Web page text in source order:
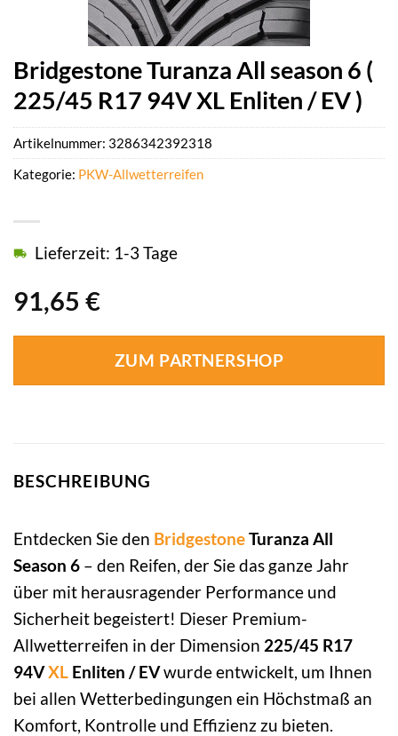
Bridgestone Turanza All season 6 (
225/45 R17 94V XL Enliten / EV )
91,65 €
Lieferzeit: 1-3 Tage
ZUM PARTNERSHOP
Artikelnummer: 3286342392318
Kategorie: PKW-Allwetterreifen
BESCHREIBUNG
Entdecken Sie den BridgestoneTuranza All
Season 6 – den Reifen, der Sie das ganze Jahr
über mit herausragender Performance und
Sicherheit begeistert! Dieser Premium-
Allwetterreifen in der Dimension 225/45 R17
94VXL Enliten / EVwurde entwickelt, um Ihnen
bei allen Wetterbedingungen ein Höchstmaß an
Komfort, Kontrolle und Effizienz zu bieten.